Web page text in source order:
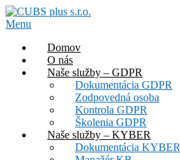
Prejsť
na
Menu
Domov
O nás
Naše služby – GDPR
Dokumentácia GDPR
Zodpovedná osoba
Kontrola GDPR
Školenia GDPR
Naše služby – KYBER
Dokumentácia KYBER